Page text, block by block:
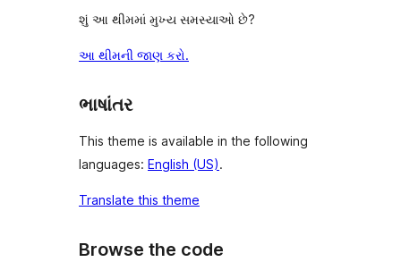
શું આ થીમમાં મુખ્ય સમસ્યાઓ છે?
આ થીમની જાણ કરો.
ભાષાંતર
This theme is available in the following
languages: English (US).
Translate this theme
Browse the code